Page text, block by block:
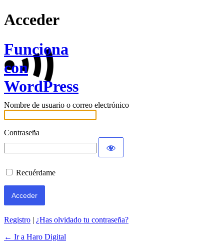
Acceder
Funciona
con
WordPress
Nombre de usuario o correo electrónico
Contraseña
Recuérdame
Registro | ¿Has olvidado tu contraseña?
← Ir a Haro Digital